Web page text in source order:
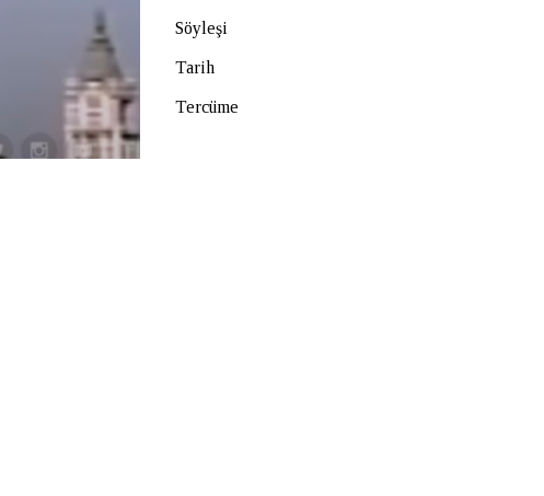
Söyleşi
Tarih
Tercüme